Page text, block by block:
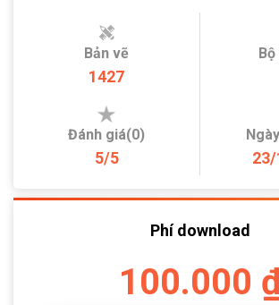
Bản vẽ
1427
Đánh giá(0)
5/5 23/
Phí download
100.000